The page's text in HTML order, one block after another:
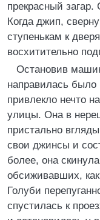
прекрасный
Когда джип,
ступенькам к
восхитительно
Остановив
направилась было
привлекло нечто
улицы. Она в
пристально
свои джинсы и
более, она
обсиживавших,
Голуби
спустилась к